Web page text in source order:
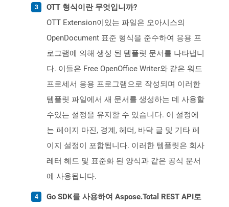
OTT 형식이란 무엇입니까?
OTT Extension이있는 파일은 오아시스의
OpenDocument 표준 형식을 준수하여 응용 프
로그램에 의해 생성 된 템플릿 문서를 나타냅니
다. 이들은 Free OpenOffice Writer와 같은 워드
프로세서 응용 프로그램으로 작성되며 이러한
템플릿 파일에서 새 문서를 생성하는 데 사용할
수있는 설정을 유지할 수 있습니다. 이 설정에
는 페이지 마진, 경계, 헤더, 바닥 글 및 기타 페
이지 설정이 포함됩니다. 이러한 템플릿은 회사
레터 헤드 및 표준화 된 양식과 같은 공식 문서
에 사용됩니다.
Go SDK를 사용하여 Aspose.Total REST API로